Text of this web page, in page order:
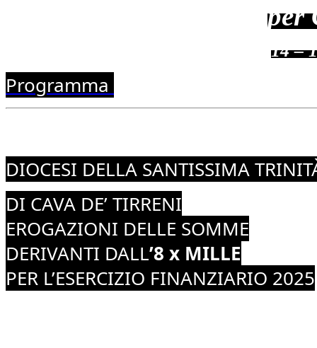
per
14 –
Programma
DIOCESI DELLA SANTISSIMA
DI CAVA DE’ TIRRENI
EROGAZIONI DELLE SOMME
DERIVANTI DALL’8 x MILLE
PER L’ESERCIZIO FINANZIARIO 2025